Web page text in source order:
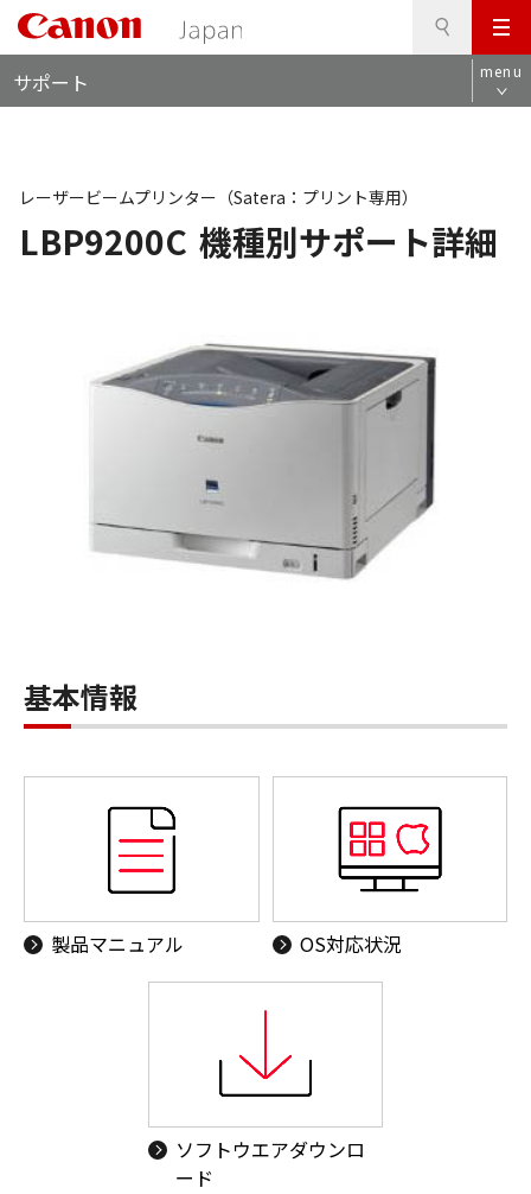
メ
ニ
ュ
サポート menu
LBP9200C 機種別サポート詳細
レーザービームプリンター（Satera：プリント専用）
基本情報
製品マニュアル OS対応状況
ソフトウエアダウンロ
ード